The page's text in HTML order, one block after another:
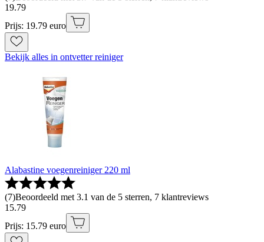
19.79
Prijs: 19.79 euro
Bekijk alles in ontvetter reiniger
Alabastine voegenreiniger 220 ml
(7)Beoordeeld met 3.1 van de 5 sterren, 7 klantreviews
15.79
Prijs: 15.79 euro